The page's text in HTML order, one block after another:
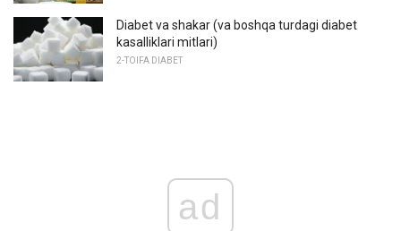
Diabet va shakar (va boshqa turdagi diabet
kasalliklari mitlari)
2-TOIFA DIABET
ad